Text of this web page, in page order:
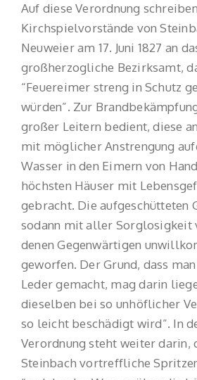
Auf diese Verordnung
Kirchspielvorstände von
Neuweier am 17. Juni 1827 an
großherzogliche Bezirksamt,
“Feuereimer streng in Schutz
würden”. Zur
großer Leitern bedient, diese
mit möglicher Anstrengung
Wasser in den Eimern von
höchsten Häuser mit
gebracht. Die aufgeschütteten
sodann mit aller Sorglosigkeit
denen Gegenwärtigen
geworfen. Der Grund, dass
Leder gemacht, mag darin
dieselben bei so unhöflicher
so leicht beschädigt wird”. In
Verordnung steht weiter darin,
Steinbach vortreffliche